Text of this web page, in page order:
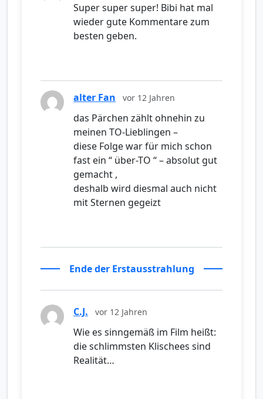
Super super super! Bibi hat mal
wieder gute Kommentare zum
besten geben.
alter Fan vor 12 Jahren
das Pärchen zählt ohnehin zu
meinen TO-Lieblingen –
diese Folge war für mich schon
fast ein “ über-TO “ – absolut gut
gemacht ,
deshalb wird diesmal auch nicht
mit Sternen gegeizt
Ende der Erstausstrahlung
C.J. vor 12 Jahren
Wie es sinngemäß im Film heißt:
die schlimmsten Klischees sind
Realität…